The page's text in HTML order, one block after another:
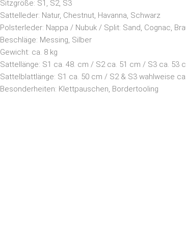
Sitzgröße: S1, S2, S3
Sattelleder: Natur, Chestnut, Havanna, Schwarz
Polsterleder: Nappa / Nubuk / Split: Sand, Cognac,
Beschläge: Messing, Silber
Gewicht: ca. 8 kg
Sattellänge: S1 ca. 48. cm / S2 ca. 51 cm / S3 ca. 53
Sattelblattlänge: S1 ca. 50 cm / S2 & S3 wahlweise
Besonderheiten: Klettpauschen, Bordertooling